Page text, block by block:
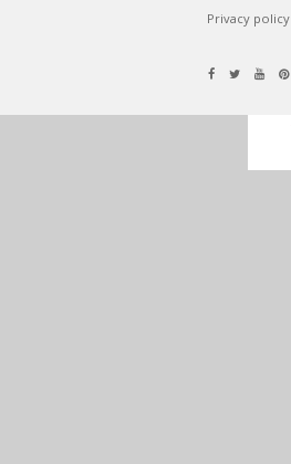
Privacy policy